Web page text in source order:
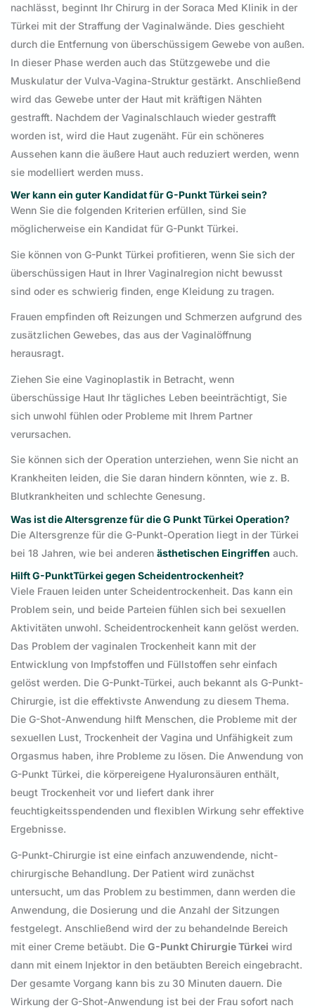
nachlässt, beginnt Ihr Chirurg in der Soraca Med Klinik in der
Türkei mit der Straffung der Vaginalwände. Dies geschieht
durch die Entfernung von überschüssigem Gewebe von außen.
In dieser Phase werden auch das Stützgewebe und die
Muskulatur der Vulva-Vagina-Struktur gestärkt. Anschließend
wird das Gewebe unter der Haut mit kräftigen Nähten
gestrafft. Nachdem der Vaginalschlauch wieder gestrafft
worden ist, wird die Haut zugenäht. Für ein schöneres
Aussehen kann die äußere Haut auch reduziert werden, wenn
sie modelliert werden muss.
Wer kann ein guter Kandidat für G-Punkt Türkei sein?
Wenn Sie die folgenden Kriterien erfüllen, sind Sie
möglicherweise ein Kandidat für G-Punkt Türkei.
Sie können von G-Punkt Türkei profitieren, wenn Sie sich der
überschüssigen Haut in Ihrer Vaginalregion nicht bewusst
sind oder es schwierig finden, enge Kleidung zu tragen.
Frauen empfinden oft Reizungen und Schmerzen aufgrund des
zusätzlichen Gewebes, das aus der Vaginalöffnung
herausragt.
Ziehen Sie eine Vaginoplastik in Betracht, wenn
überschüssige Haut Ihr tägliches Leben beeinträchtigt, Sie
sich unwohl fühlen oder Probleme mit Ihrem Partner
verursachen.
Sie können sich der Operation unterziehen, wenn Sie nicht an
Krankheiten leiden, die Sie daran hindern könnten, wie z. B.
Blutkrankheiten und schlechte Genesung.
Was ist die Altersgrenze für die G Punkt Türkei Operation?
Die Altersgrenze für die G-Punkt-Operation liegt in der Türkei
bei 18 Jahren, wie bei anderen ästhetischen Eingriffen auch.
Hilft G-PunktTürkei gegen Scheidentrockenheit?
Viele Frauen leiden unter Scheidentrockenheit. Das kann ein
Problem sein, und beide Parteien fühlen sich bei sexuellen
Aktivitäten unwohl. Scheidentrockenheit kann gelöst werden.
Das Problem der vaginalen Trockenheit kann mit der
Entwicklung von Impfstoffen und Füllstoffen sehr einfach
gelöst werden. Die G-Punkt-Türkei, auch bekannt als G-Punkt-
Chirurgie, ist die effektivste Anwendung zu diesem Thema.
Die G-Shot-Anwendung hilft Menschen, die Probleme mit der
sexuellen Lust, Trockenheit der Vagina und Unfähigkeit zum
Orgasmus haben, ihre Probleme zu lösen. Die Anwendung von
G-Punkt Türkei, die körpereigene Hyaluronsäuren enthält,
beugt Trockenheit vor und liefert dank ihrer
feuchtigkeitsspendenden und flexiblen Wirkung sehr effektive
Ergebnisse.
G-Punkt-Chirurgie ist eine einfach anzuwendende, nicht-
chirurgische Behandlung. Der Patient wird zunächst
untersucht, um das Problem zu bestimmen, dann werden die
Anwendung, die Dosierung und die Anzahl der Sitzungen
festgelegt. Anschließend wird der zu behandelnde Bereich
mit einer Creme betäubt. Die G-Punkt Chirurgie Türkei wird
dann mit einem Injektor in den betäubten Bereich eingebracht.
Der gesamte Vorgang kann bis zu 30 Minuten dauern. Die
Wirkung der G-Shot-Anwendung ist bei der Frau sofort nach